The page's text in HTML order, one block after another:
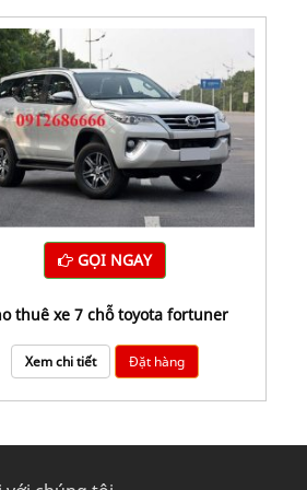
GỌI NGAY
thuê xe 7 chỗ toyota fortuner
Xem chi tiết Đặt hàng